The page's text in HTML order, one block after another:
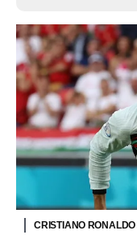
CRISTIANO RONALDO